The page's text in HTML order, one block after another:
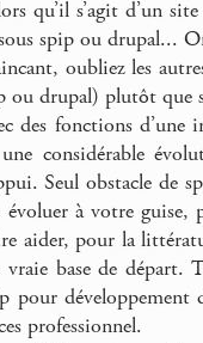
qu’il s’agit d’un
spip ou drupal...
oubliez les
drupal) plutôt que
des fonctions d’une
considérable
Seul obstacle de
à votre
aider, pour la
base de
développement
professionnel.